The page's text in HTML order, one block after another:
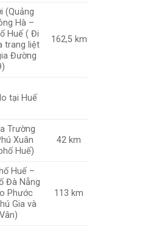
(Quảng
Hà –
Huế ( Đi
trang liệt
Đường
162,5 km
tại Huế
Trường
Xuân
Huế)
42 km
Huế –
Đà Nẵng
Phước
Gia và
113 km